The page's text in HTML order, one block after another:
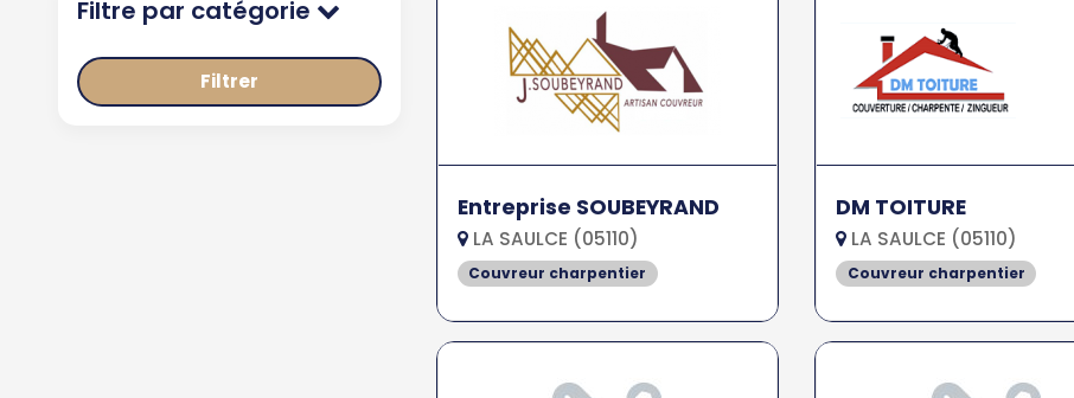
Filtre par catégorie
Filtrer
Entreprise SOUBEYRAND
LA SAULCE (05110)
Couvreur charpentier
DM TOITURE
LA SAULCE (05110)
Couvreur charpentier